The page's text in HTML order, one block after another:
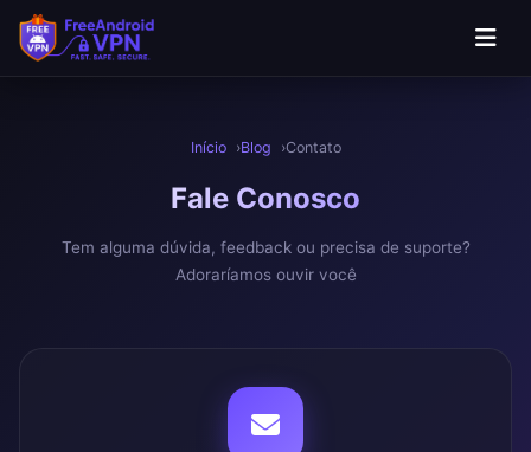
Pular para o conteúdo principal
Início Blog Contato
Fale Conosco
Tem alguma dúvida, feedback ou precisa de suporte?
Adoraríamos ouvir você